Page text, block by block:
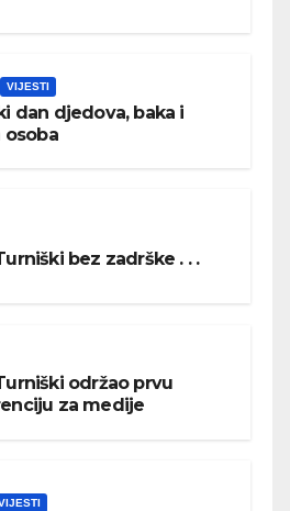
VIJESTI
dan djedova, baka i
osoba
bez zadrške . . .
održao prvu
za medije